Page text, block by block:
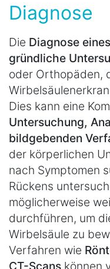
Diagnose
Die Diagnose
gründliche
oder Orthopäden,
Dies kann eine
Untersuchung,
bildgebenden
der körperlichen
nach Symptomen
Rückens
möglicherweise
durchführen, um
Wirbelsäule zu
Verfahren wie
CT-Scans können